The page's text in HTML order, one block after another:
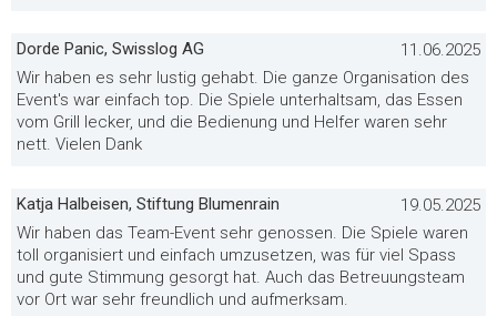
Dorde Panic, Swisslog AG
11.06.2025
Wir haben es sehr lustig gehabt. Die ganze Organisation des
Event's war einfach top. Die Spiele unterhaltsam, das Essen
vom Grill lecker, und die Bedienung und Helfer waren sehr
nett. Vielen Dank
Katja Halbeisen, Stiftung Blumenrain
19.05.2025
Wir haben das Team-Event sehr genossen. Die Spiele waren
toll organisiert und einfach umzusetzen, was für viel Spass
und gute Stimmung gesorgt hat. Auch das Betreuungsteam
vor Ort war sehr freundlich und aufmerksam.